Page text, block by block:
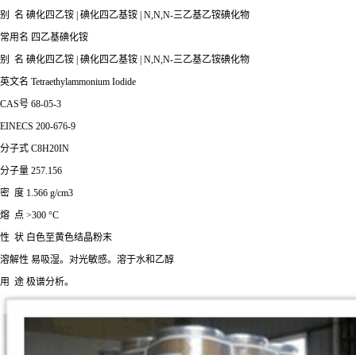
别 名 碘化四乙铵 | 碘化四乙基铵 | N,N,N-三乙基乙铵碘化物
常用名 四乙基碘化铵
别 名 碘化四乙铵 | 碘化四乙基铵 | N,N,N-三乙基乙铵碘化物
英文名 Tetraethylammonium Iodide
CAS号 68-05-3
EINECS 200-676-9
分子式 C8H20IN
分子量 257.156
密 度 1.566 g/cm3
熔 点 >300 °C
性 状 白色至黄色结晶粉末
溶解性 易吸湿。对光敏感。溶于水和乙醇
用 途 极谱分析。